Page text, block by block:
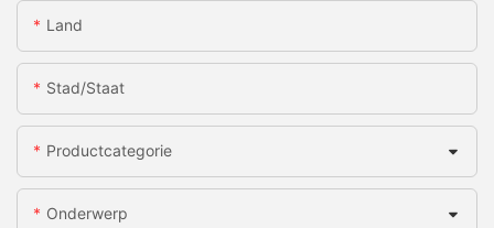
Land
Stad/staat
Productcategorie
Onderwerp